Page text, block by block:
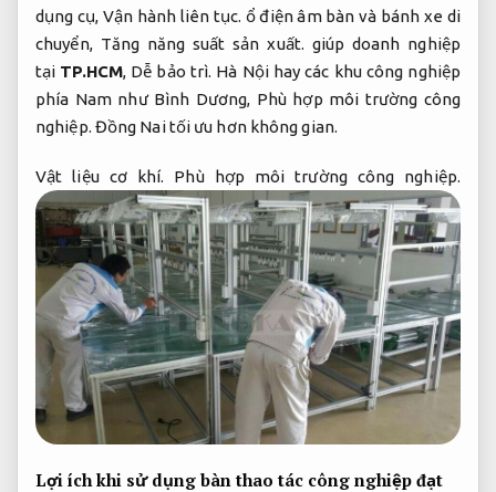
dụng cụ, Vận hành liên tục. ổ điện âm bàn và bánh xe di
chuyển, Tăng năng suất sản xuất. giúp doanh nghiệp
tại TP.HCM, Dễ bảo trì. Hà Nội hay các khu công nghiệp
phía Nam như Bình Dương, Phù hợp môi trường công
nghiệp. Đồng Nai tối ưu hơn không gian.
Vật liệu cơ khí. Phù hợp môi trường công nghiệp.
Lợi ích khi sử dụng bàn thao tác công nghiệp đạt